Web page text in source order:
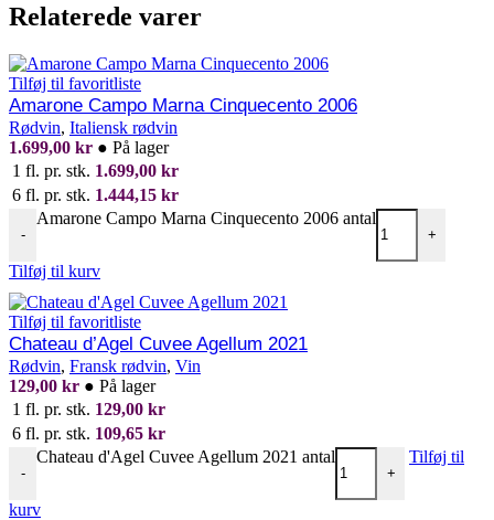
Relaterede varer
Tilføj til favoritliste
Amarone Campo Marna Cinquecento 2006
Rødvin, Italiensk rødvin
1.699,00 kr ● På lager
1 fl. pr. stk. 1.699,00 kr
6 fl. pr. stk. 1.444,15 kr
-
Amarone Campo Marna Cinquecento 2006 antal
+
Tilføj til kurv
Tilføj til favoritliste
Chateau d’Agel Cuvee Agellum 2021
Rødvin, Fransk rødvin, Vin
129,00 kr ● På lager
1 fl. pr. stk. 129,00 kr
6 fl. pr. stk. 109,65 kr
-
Chateau d'Agel Cuvee Agellum 2021 antal
+
Tilføj til
kurv